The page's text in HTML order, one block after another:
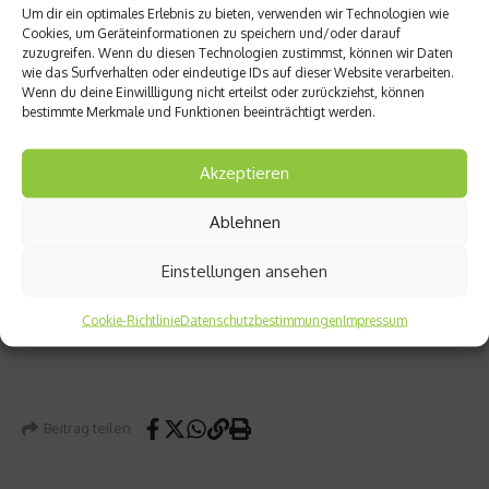
Um dir ein optimales Erlebnis zu bieten, verwenden wir Technologien wie
Cookies, um Geräteinformationen zu speichern und/oder darauf
zuzugreifen. Wenn du diesen Technologien zustimmst, können wir Daten
wie das Surfverhalten oder eindeutige IDs auf dieser Website verarbeiten.
Wenn du deine Einwillligung nicht erteilst oder zurückziehst, können
bestimmte Merkmale und Funktionen beeinträchtigt werden.
Akzeptieren
Ablehnen
Einstellungen ansehen
Cookie-RichtlinieDatenschutzbestimmungenImpressum
Soziale Kontakte pflegen
Ein häufig unterschätzter Punkt, der gewaltige
Auswirkungen auf unsere Gesundheit hat, ist das
Sozialleben. Dabei sind gute Beziehungen zu
Familienmitgliedern und Freunden –
reduzieren. Vorausgesetzt natürlich, dass es
toxischen sollten wir uns schnellstmöglich distanzieren.
Beitrag teilen